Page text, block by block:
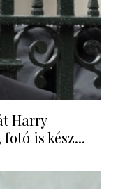
Harry
is kész...